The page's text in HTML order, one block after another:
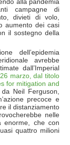
campagne di
divieti di volo,
aumento dei casi
il sostegno della
dell’epidemia
avrebbe
dall’Imperial
marzo, dal titolo
for mitigation and
Neil Ferguson,
precoce e
il distanziamento
nelle
enorme, che con
quattro milioni